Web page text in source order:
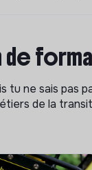
ne sais pas
de la